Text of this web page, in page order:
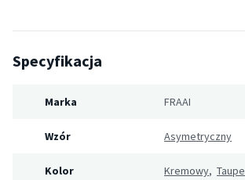
Specyfikacja
Marka FRAAI
Wzór Asymetryczny
Kolor Kremowy, Taupe